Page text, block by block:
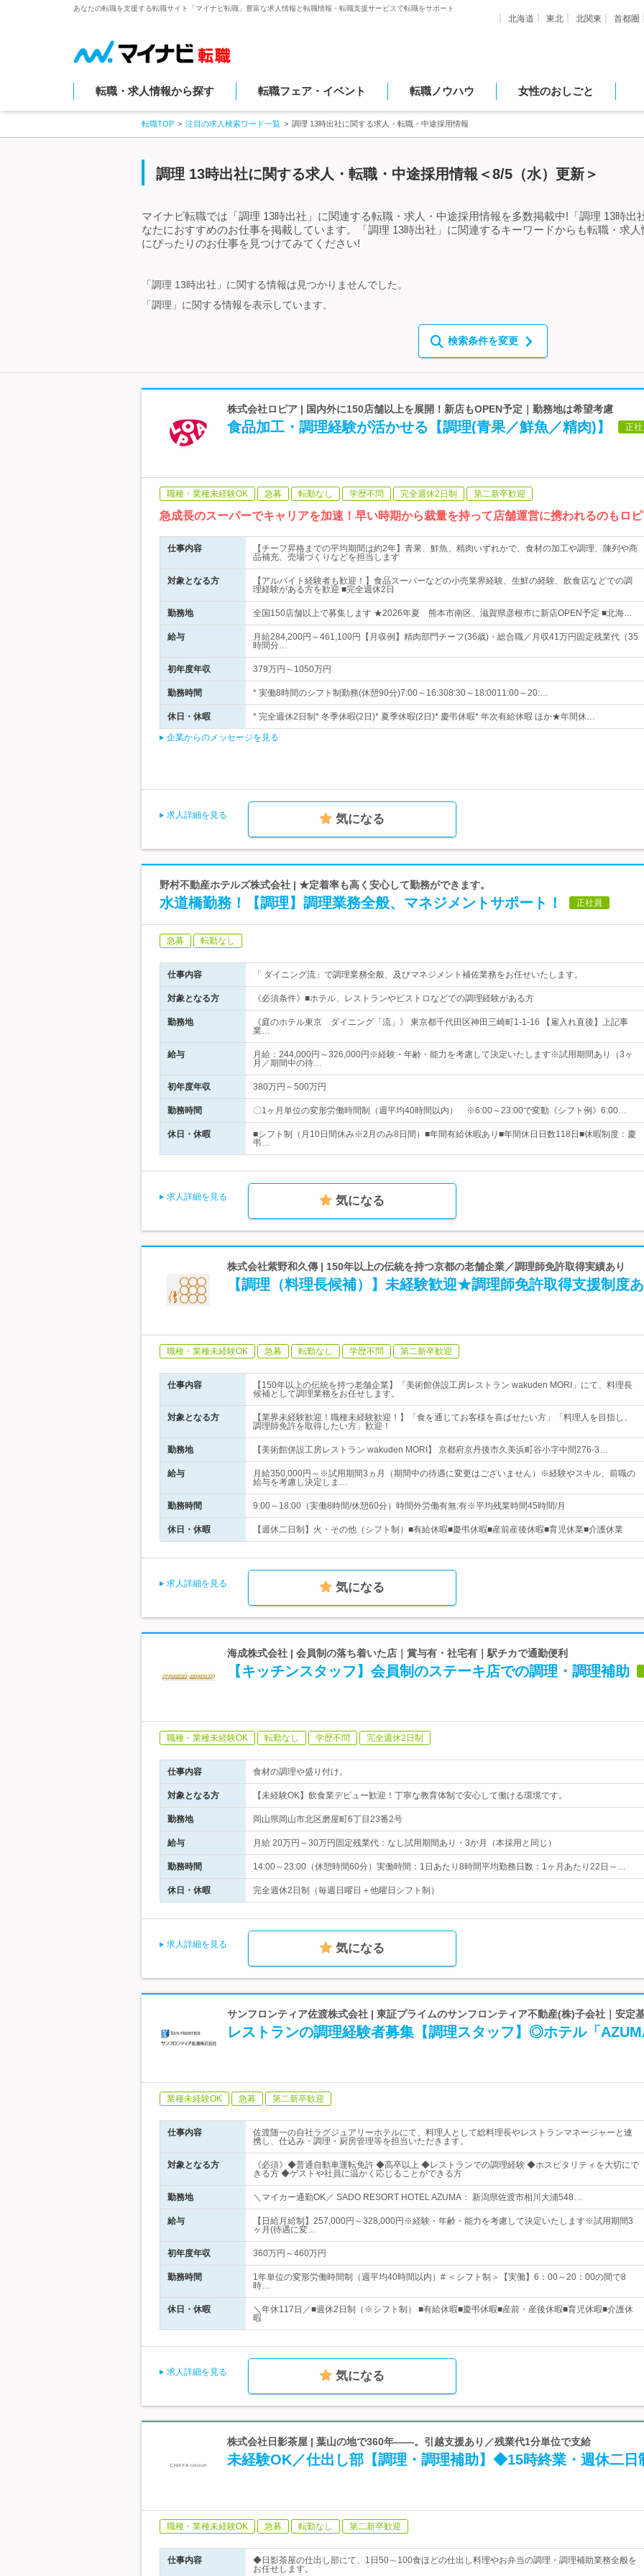
あなたの転職を支援する転職サイト「マイナビ転職」豊富な求人情報と転職情報・転職支援サービスで転職をサポート
北海道 東北 北関東 首都圏
転職・求人情報から探す 転職フェア・イベント 転職ノウハウ 女性のおしごと
転職TOP 注目の求人検索ワード一覧 調理 13時出社に関する求人・転職・中途採用情報
調理 13時出社に関する求人・転職・中途採用情報＜8/5（水）更新＞
マイナビ転職では「調理 13時出社」に関連する転職・求人・中途採用情報を多数掲載中!「調理 13時出
なたにおすすめのお仕事を掲載しています。「調理 13時出社」に関連するキーワードからも転職・求
にぴったりのお仕事を見つけてみてください!
「調理 13時出社」に関する情報は見つかりませんでした。
「調理」に関する情報を表示しています。
検索条件を変更
株式会社ロピア | 国内外に150店舗以上を展開！新店もOPEN予定｜勤務地は希望考慮
食品加工・調理経験が活かせる【調理(青果／鮮魚／精肉)】 正
職種・業種未経験OK 急募 転勤なし 学歴不問 完全週休2日制 第二新卒歓迎
急成長のスーパーでキャリアを加速！早い時期から裁量を持って店舗運営に携われるのもロ
仕事内容
【チーフ昇格までの平均期間は約2年】青果、鮮魚、精肉いずれかで、食材の加工や調理、陳列や商
品補充、売場づくりなどを担当します
対象となる方
【アルバイト経験者も歓迎！】食品スーパーなどの小売業界経験、生鮮の経験、飲食店などでの調
理経験がある方を歓迎 ■完全週休2日
勤務地 全国150店舗以上で募集します ★2026年夏 熊本市南区、滋賀県彦根市に新店OPEN予定 ■北海…
給与
月給284,200円～461,100円【月収例】精肉部門チーフ(36歳)・総合職／月収41万円固定残業代（35
時間分…
初年度年収 379万円～1050万円
勤務時間 * 実働8時間のシフト制勤務(休憩90分)7:00～16:308:30～18:0011:00～20:…
休日・休暇 * 完全週休2日制* 冬季休暇(2日)* 夏季休暇(2日)* 慶弔休暇* 年次有給休暇 ほか★年間休…
企業からのメッセージを見る
求人詳細を見る 気になる
野村不動産ホテルズ株式会社 | ★定着率も高く安心して勤務ができます。
水道橋勤務！【調理】調理業務全般、マネジメントサポート！ 正社員
急募 転勤なし
仕事内容 「 ダイニング流」で調理業務全般、及びマネジメント補佐業務をお任せいたします。
対象となる方 《必須条件》■ホテル、レストランやビストロなどでの調理経験がある方
勤務地
《庭のホテル東京 ダイニング「流」》 東京都千代田区神田三崎町1-1-16 【雇入れ直後】上記事
業…
給与
月給：244,000円～326,000円※経験・年齢・能力を考慮して決定いたします※試用期間あり（3ヶ
月／期間中の待…
初年度年収 380万円～500万円
勤務時間 〇1ヶ月単位の変形労働時間制（週平均40時間以内） ※6:00～23:00で変動《シフト例》6:00…
休日・休暇
■シフト制（月10日間休み※2月のみ8日間）■年間有給休暇あり■年間休日日数118日■休暇制度：慶
弔…
求人詳細を見る 気になる
株式会社紫野和久傳 | 150年以上の伝統を持つ京都の老舗企業／調理師免許取得実績あり
【調理（料理長候補）】未経験歓迎★調理師免許取得支援制度
職種・業種未経験OK 急募 転勤なし 学歴不問 第二新卒歓迎
仕事内容
【150年以上の伝統を持つ老舗企業】「美術館併設工房レストラン wakuden MORI」にて、料理長
候補として調理業務をお任せします。
対象となる方
【業界未経験歓迎！職種未経験歓迎！】「食を通じてお客様を喜ばせたい方」「料理人を目指し、
調理師免許を取得したい方」歓迎！
勤務地 【美術館併設工房レストラン wakuden MORI】 京都府京丹後市久美浜町谷小字中間276-3…
給与
月給350,000円～※試用期間3ヵ月（期間中の待遇に変更はございません）※経験やスキル、前職の
給与を考慮し決定しま…
勤務時間 9:00～18:00（実働8時間/休憩60分）時間外労働有無:有※平均残業時間45時間/月
休日・休暇 【週休二日制】火・その他（シフト制）■有給休暇■慶弔休暇■産前産後休暇■育児休業■介護休業
求人詳細を見る 気になる
海成株式会社 | 会員制の落ち着いた店｜賞与有・社宅有｜駅チカで通勤便利
【キッチンスタッフ】会員制のステーキ店での調理・調理補助
職種・業種未経験OK 転勤なし 学歴不問 完全週休2日制
仕事内容 食材の調理や盛り付け。
対象となる方 【未経験OK】飲食業デビュー歓迎！丁寧な教育体制で安心して働ける環境です。
勤務地 岡山県岡山市北区磨屋町6丁目23番2号
給与 月給 20万円～30万円固定残業代：なし試用期間あり・3か月（本採用と同じ）
勤務時間 14:00～23:00（休憩時間60分）実働時間：1日あたり8時間平均勤務日数：1ヶ月あたり22日～…
休日・休暇 完全週休2日制（毎週日曜日＋他曜日シフト制）
求人詳細を見る 気になる
サンフロンティア佐渡株式会社 | 東証プライムのサンフロンティア不動産(株)子会社｜安定
レストランの調理経験者募集【調理スタッフ】◎ホテル「
業種未経験OK 急募 第二新卒歓迎
仕事内容
佐渡随一の自社ラグジュアリーホテルにて、料理人として総料理長やレストランマネージャーと連
携し、仕込み・調理・厨房管理等を担当いただきます。
対象となる方
《必須》◆普通自動車運転免許 ◆高卒以上 ◆レストランでの調理経験 ◆ホスピタリティを大切にで
きる方 ◆ゲストや社員に温かく応じることができる方
勤務地 ＼マイカー通勤OK／ SADO RESORT HOTEL AZUMA： 新潟県佐渡市相川大浦548…
給与
【日給月給制】257,000円～328,000円※経験・年齢・能力を考慮して決定いたします※試用期間3
ヶ月(待遇に変…
初年度年収 360万円～460万円
勤務時間
1年単位の変形労働時間制（週平均40時間以内）# ＜シフト制＞【実働】6：00～20：00の間で8
時…
休日・休暇
＼年休117日／■週休2日制（※シフト制） ■有給休暇■慶弔休暇■産前・産後休暇■育児休暇■介護休
暇
求人詳細を見る 気になる
株式会社日影茶屋 | 葉山の地で360年――。引越支援あり／残業代1分単位で支給
未経験OK／仕出し部【調理・調理補助】◆15時終業・週休二日
職種・業種未経験OK 急募 転勤なし 第二新卒歓迎
仕事内容
◆日影茶屋の仕出し部にて、1日50～100食ほどの仕出し料理やお弁当の調理・調理補助業務全般を
お任せします。